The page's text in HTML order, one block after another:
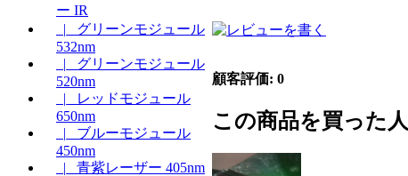
ー IR
|_ グリーンモジュール
532nm
|_ グリーンモジュール
520nm
|_ レッドモジュール
650nm
|_ ブルーモジュール
450nm
|_ 青紫レーザー 405nm
顧客評価: 0
この商品を買った